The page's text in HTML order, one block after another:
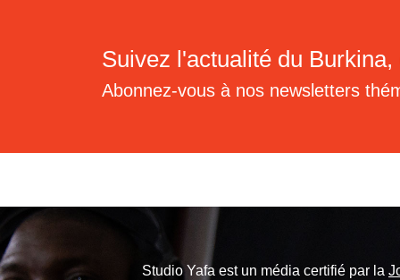
Suivez l'actualité du
Abonnez-vous à nos newsletters
Studio Yafa est un média certifié par la